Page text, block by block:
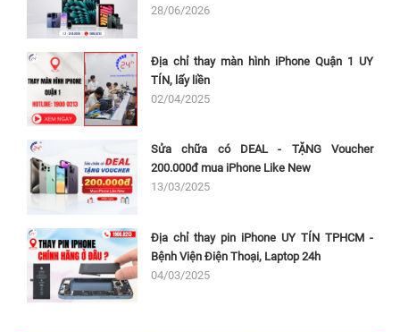
28/06/2026
Địa chỉ thay màn hình iPhone Quận 1 UY
TÍN, lấy liền
02/04/2025
Sửa chữa có DEAL - TẶNG Voucher
200.000đ mua iPhone Like New
13/03/2025
Địa chỉ thay pin iPhone UY TÍN TPHCM -
Bệnh Viện Điện Thoại, Laptop 24h
04/03/2025